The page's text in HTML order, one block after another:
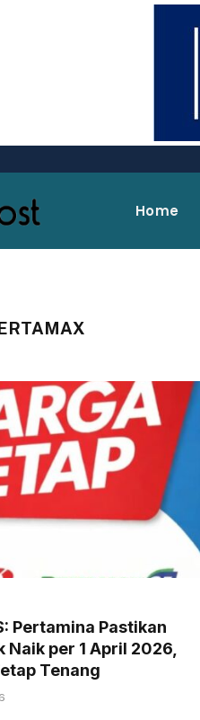
Home
Pertamina Pastikan
Naik per 1 April 2026,
Tenang